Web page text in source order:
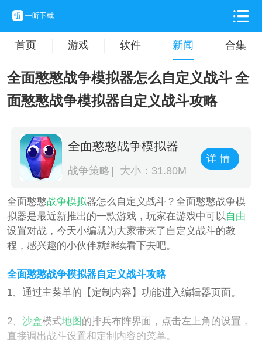
首页 游戏 软件 新闻 合集
全面憨憨战争模拟器怎么自定义战斗 全
面憨憨战争模拟器自定义战斗攻略
全面憨憨战争模拟器
战争策略 大小：31.80M
详情
全面憨憨战争模拟器怎么自定义战斗？全面憨憨战争模
拟器是最近新推出的一款游戏，玩家在游戏中可以 自由
设置对战，今天小编就为大家带来了自定义战斗的教
程，感兴趣的小伙伴就继续看下去吧。
全面憨憨战争模拟器自定义战斗攻略
1、通过主菜单的【定制内容】功能进入编辑器页面。
2、 沙盒模式地图 的排兵布阵界面，点击左上角的设置，
直接调出战斗设置和定制内容的菜单。